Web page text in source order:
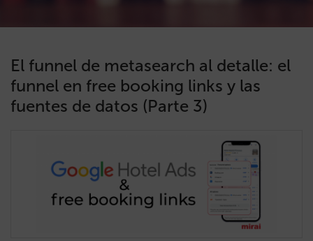
El funnel de metasearch al detalle: el
funnel en free booking links y las
fuentes de datos (Parte 3)